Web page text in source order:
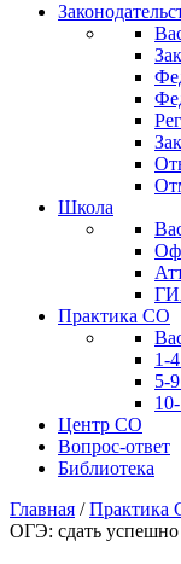
Школа
Практика СО
1-
5-
Центр СО
Вопрос-ответ
Библиотека
Главная /Практика
ОГЭ: сдать успешно